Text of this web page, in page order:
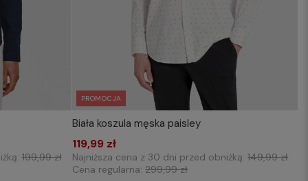
199,99 zł
PROMOCJA
WYBIERZ ROZMIAR DO KOSZYKA
Biała koszula męska paisley
119,99 zł
Najniższa cena z 30 dni przed obniżką:149,99 zł
Cena regularna:299,99 zł